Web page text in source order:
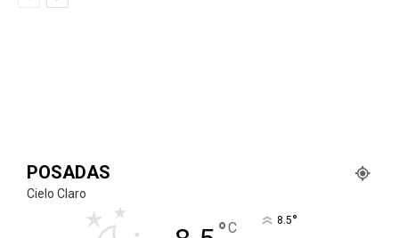
POSADAS
Cielo Claro
C 8.5°